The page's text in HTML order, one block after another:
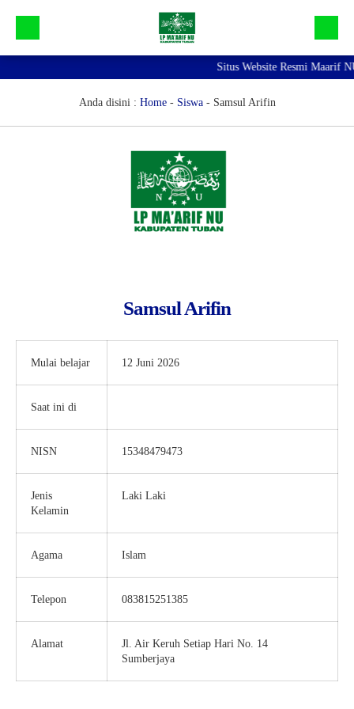
Profil Maarif NU Tuban
Situs Website Resmi Maarif
Anda disini : Home- Siswa- Samsul Arifin
Samsul Arifin
Mulai belajar 12 Juni 2026
Saat ini di
NISN 15348479473
Jenis
Kelamin
Laki Laki
Agama Islam
Telepon 083815251385
Alamat
Jl. Air Keruh Setiap Hari No. 14
Sumberjaya